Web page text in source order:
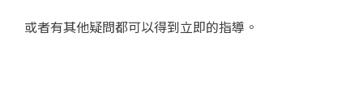
或者有其他疑問都可以得到立即的指導。